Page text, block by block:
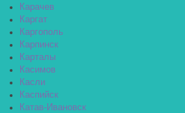
Карачев
Каргат
Каргополь
Карпинск
Карталы
Касимов
Касли
Каспийск
Катав-Ивановск